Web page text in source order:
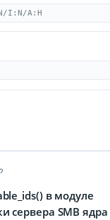
I:N/A:H
в модуле
сервера SMB ядра